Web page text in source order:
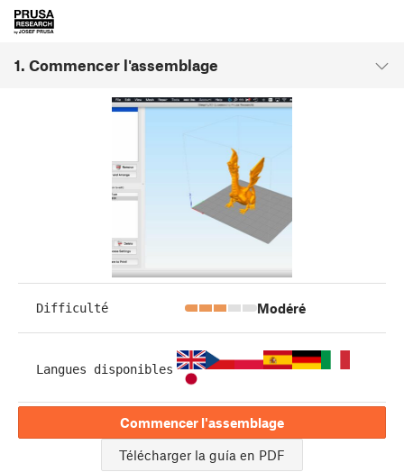
1. Commencer l'assemblage
Difficulté Modéré
Langues disponibles
Commencer l'assemblage
Télécharger la guía en PDF